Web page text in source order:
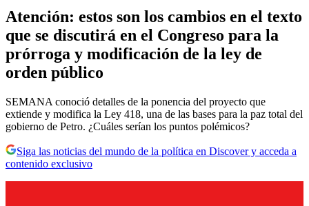
Atención: estos son los cambios en el texto
que se discutirá en el Congreso para la
prórroga y modificación de la ley de
orden público
SEMANA conoció detalles de la ponencia del proyecto que
extiende y modifica la Ley 418, una de las bases para la paz total del
gobierno de Petro. ¿Cuáles serían los puntos polémicos?
Siga las noticias del mundo de la política en Discover y acceda a
contenido exclusivo